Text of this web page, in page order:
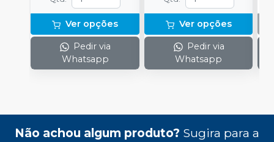
Ver opções
Pedir via
Whatsapp
Ver opções
Pedir via
Whatsapp
Não achou algum produto? Sugira para a